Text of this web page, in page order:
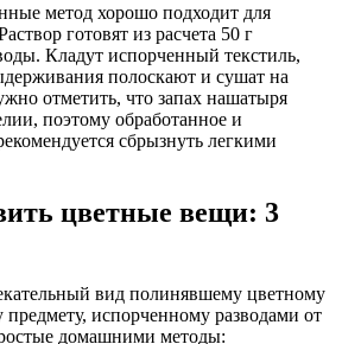
метод хорошо подходит для
готовят из расчета 50 г
Кладут испорченный текстиль,
полоскают и сушат на
отметить, что запах нашатыря
поэтому обработанное и
сбрызнуть легкими
цветные вещи: 3
вид полинявшему цветному
испорченному разводами от
домашними методы: